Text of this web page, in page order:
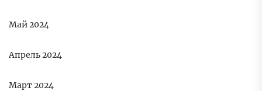
Май 2024
Апрель 2024
Март 2024